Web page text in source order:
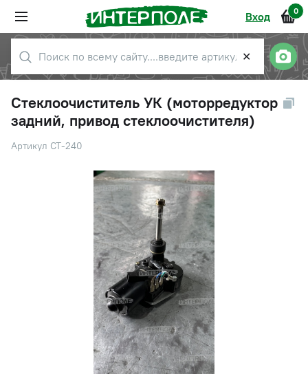
Вход 0
✕
Стеклоочиститель УК (моторредуктор
задний, привод стеклоочистителя)
Артикул СТ-240